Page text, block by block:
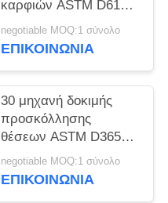
καρφιών ASTM D6195
0.5mm/Min βρόχων
negotiable MOQ:1 σύνολο
ΕΠΙΚΟΙΝΩΝΊΑ
30 μηχανή δοκιμής
προσκόλλησης
θέσεων ASTM D3654
30pcs
negotiable MOQ:1 σύνολο
ΕΠΙΚΟΙΝΩΝΊΑ